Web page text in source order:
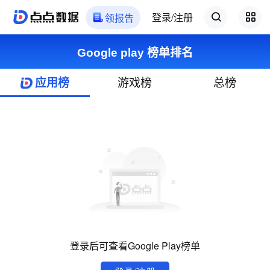
领报告 登录/注册
Google play 榜单排名
应用榜 游戏榜 总榜
登录后可查看Google Play榜单